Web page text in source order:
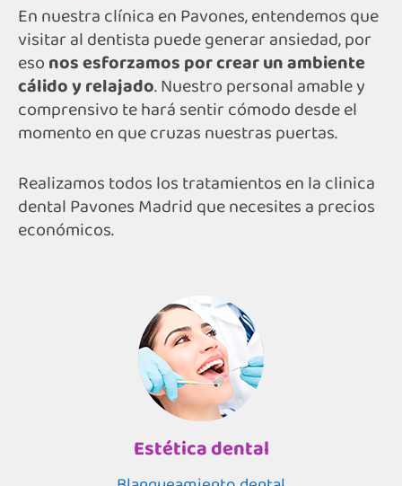
En nuestra clínica en Pavones, entendemos que
visitar al dentista puede generar ansiedad, por
esonos esforzamos por crear un ambiente
cálido y relajado. Nuestro personal amable y
comprensivo te hará sentir cómodo desde el
momento en que cruzas nuestras puertas.
Realizamos todos los tratamientos en la clinica
dental Pavones Madrid que necesites a precios
económicos.
Estética dental